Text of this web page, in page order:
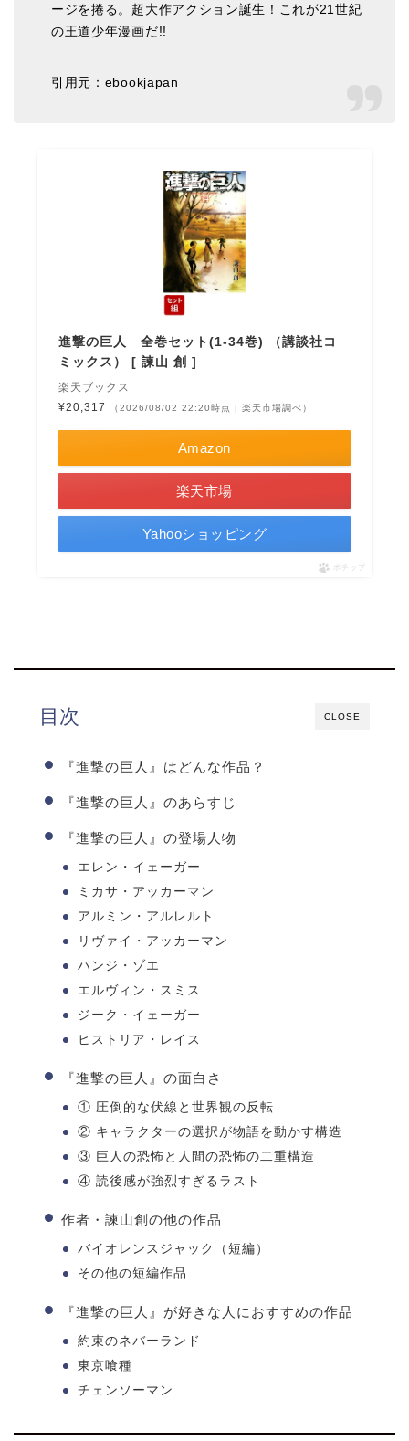
ージを捲る。超大作アクション誕生！これが21世紀
の王道少年漫画だ!!
引用元：ebookjapan
進撃の巨人 全巻セット(1-34巻) （講談社コ
ミックス） [ 諫山 創 ]
楽天ブックス
¥20,317
（2026/08/02 22:20時点 | 楽天市場調べ）
Amazon
楽天市場
Yahooショッピング
ポチップ
CLOSE
目次
『進撃の巨人』はどんな作品？
『進撃の巨人』のあらすじ
『進撃の巨人』の登場人物
エレン・イェーガー
ミカサ・アッカーマン
アルミン・アルレルト
リヴァイ・アッカーマン
ハンジ・ゾエ
エルヴィン・スミス
ジーク・イェーガー
ヒストリア・レイス
『進撃の巨人』の面白さ
① 圧倒的な伏線と世界観の反転
② キャラクターの選択が物語を動かす構造
③ 巨人の恐怖と人間の恐怖の二重構造
④ 読後感が強烈すぎるラスト
作者・諫山創の他の作品
バイオレンスジャック（短編）
その他の短編作品
『進撃の巨人』が好きな人におすすめの作品
約束のネバーランド
東京喰種
チェンソーマン